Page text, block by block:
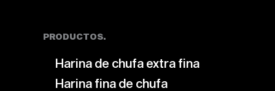
PRODUCTOS.
Harina de chufa extra fina
Harina fina de chufa